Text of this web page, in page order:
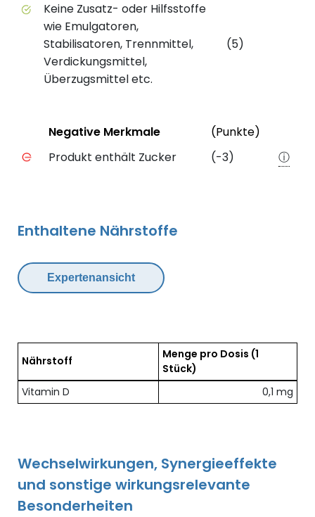
Keine Zusatz- oder Hilfsstoffe
wie Emulgatoren,
Stabilisatoren, Trennmittel,
Verdickungsmittel,
Überzugsmittel etc.
(5)
Negative Merkmale des Produkts mit Punkteabzug
StatusNegative Merkmale (Punkte)
Produkt enthält Zucker
(-3) ⓘ
Enthaltene Nährstoffe
Expertenansicht
Übersicht der enthaltenen Nährstoffe pro Dosis
Nährstoff Menge pro Dosis (1
Stück)
Vitamin D
0,1 mg
Wechselwirkungen, Synergieeffekte
und sonstige wirkungsrelevante
Besonderheiten